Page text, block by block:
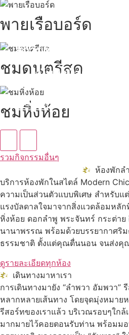
นับหิ่งห้อย ร้อยลำ
พายเรือบอร์ด
ชมดนตรีสด
ชมหิ่งห้อย
รวมกิจกรรมอื่นๆ
ห้องพักล
บริการห้องพักในสไตล์ Modern
ความเป็นส่วนตัวแบบพิเศษ สำหรับแ
แรงบัลดาลใจมาจากสิ่งแวดล้อมหลั
หิ่งห้อย ดอกลำพู พระจันทร์ กระต่าย
นานาพรรณ พร้อมด้วยบรรยากาศริ
ธรรมชาติ ตั้งแต่คุณตื่นนอน จนส่งคุ
ดูรายละเอียดทุกห้อง
เดินทางมาหาเรา
การเดินทางมายัง “ลำพวา อัมพวา”
หลากหลายเส้นทาง โดยจุดมุ่งหมาย
รีสอร์ทของเราแล้ว บริเวณรอบๆใกล้
มากมายไว้คอยตอนรับท่าน พร้อมม
สถานที่ท่องเที่ยวรอบรีส
"ตลาดน้ำอัมพวา"
ดูทั้งหมด